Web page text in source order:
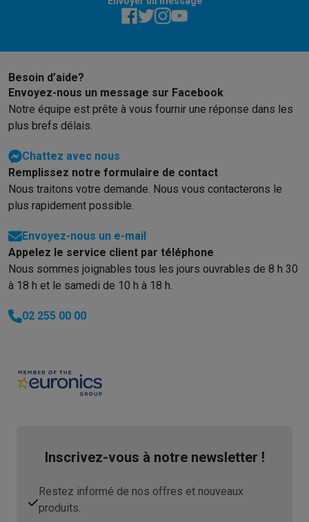
Besoin d’aide?
Envoyez-nous un message sur Facebook
Notre équipe est prête à vous fournir une réponse dans les
plus brefs délais.
Chattez avec nous
Remplissez notre formulaire de contact
Nous traitons votre demande. Nous vous contacterons le
plus rapidement possible.
Envoyez-nous un e-mail
Appelez le service client par téléphone
Nous sommes joignables tous les jours ouvrables de 8 h 30
à 18 h et le samedi de 10 h à 18 h.
02 255 00 00
Inscrivez-vous à notre newsletter !
Restez informé de nos offres et nouveaux
produits.